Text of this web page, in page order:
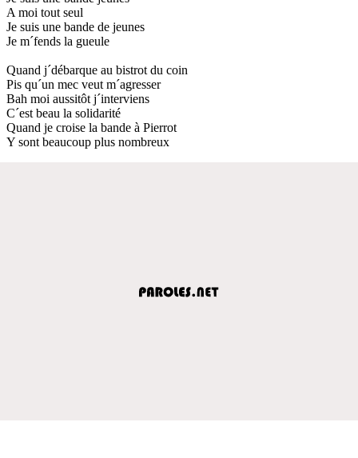
A moi tout seul
Je suis une bande de jeunes
Je m´fends la gueule
Quand j´débarque au bistrot du coin
Pis qu´un mec veut m´agresser
Bah moi aussitôt j´interviens
C´est beau la solidarité
Quand je croise la bande à Pierrot
Y sont beaucoup plus nombreux